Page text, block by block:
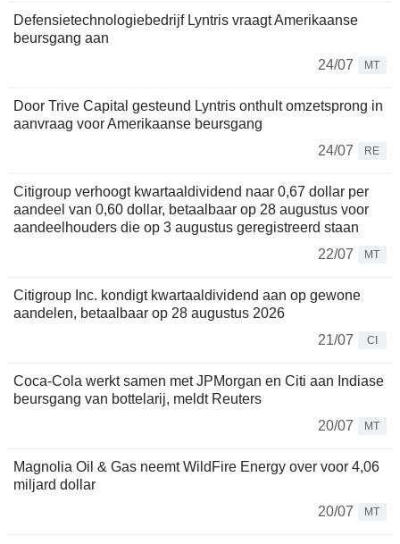
Defensietechnologiebedrijf Lyntris vraagt Amerikaanse
beursgang aan
24/07
MT
Door Trive Capital gesteund Lyntris onthult omzetsprong in
aanvraag voor Amerikaanse beursgang
24/07
RE
Citigroup verhoogt kwartaaldividend naar 0,67 dollar per
aandeel van 0,60 dollar, betaalbaar op 28 augustus voor
aandeelhouders die op 3 augustus geregistreerd staan
22/07
MT
Citigroup Inc. kondigt kwartaaldividend aan op gewone
aandelen, betaalbaar op 28 augustus 2026
21/07
CI
Coca-Cola werkt samen met JPMorgan en Citi aan Indiase
beursgang van bottelarij, meldt Reuters
20/07
MT
Magnolia Oil & Gas neemt WildFire Energy over voor 4,06
miljard dollar
20/07
MT